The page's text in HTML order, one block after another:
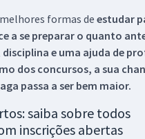
formas de estudar
a se preparar o quanto
e uma ajuda de
dos concursos, a sua
passa a ser bem maior.
saiba sobre todos
inscrições abertas